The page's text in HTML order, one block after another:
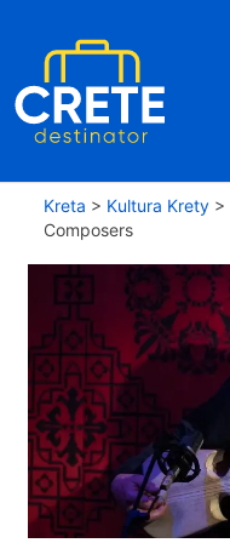
Kreta > Kultura Krety >
Composers